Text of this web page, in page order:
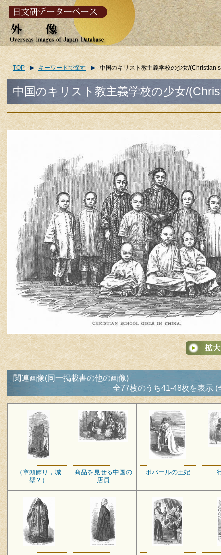
TOP キーワードで探す 中国のキリスト教主義学校の少女/(Christian
中国のキリスト教主義学校の少女/
関連画像(同一掲載書の他の画像)
全77枚のうち41-48枚を表示 (
（章頭飾り，城
壁？）
商品を見せる中国の
店員
ボパールの王妃